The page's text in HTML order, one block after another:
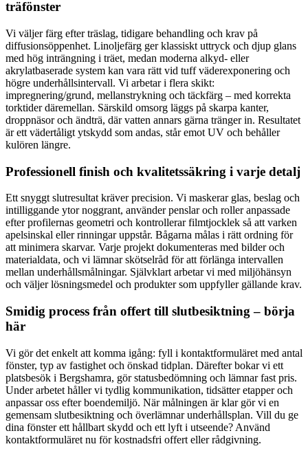
träfönster
Vi väljer färg efter träslag, tidigare behandling och krav på
diffusionsöppenhet. Linoljefärg ger klassiskt uttryck och djup glans
med hög inträngning i träet, medan moderna alkyd- eller
akrylatbaserade system kan vara rätt vid tuff väderexponering och
högre underhållsintervall. Vi arbetar i flera skikt:
impregnering/grund, mellanstrykning och täckfärg – med korrekta
torktider däremellan. Särskild omsorg läggs på skarpa kanter,
droppnäsor och ändträ, där vatten annars gärna tränger in. Resultatet
är ett vädertåligt ytskydd som andas, står emot UV och behåller
kulören längre.
Professionell finish och kvalitetssäkring i varje detalj
Ett snyggt slutresultat kräver precision. Vi maskerar glas, beslag och
intilliggande ytor noggrant, använder penslar och roller anpassade
efter profilernas geometri och kontrollerar filmtjocklek så att varken
apelsinskal eller rinningar uppstår. Bågarna målas i rätt ordning för
att minimera skarvar. Varje projekt dokumenteras med bilder och
materialdata, och vi lämnar skötselråd för att förlänga intervallen
mellan underhållsmålningar. Självklart arbetar vi med miljöhänsyn
och väljer lösningsmedel och produkter som uppfyller gällande krav.
Smidig process från offert till slutbesiktning – börja
här
Vi gör det enkelt att komma igång: fyll i kontaktformuläret med antal
fönster, typ av fastighet och önskad tidplan. Därefter bokar vi ett
platsbesök i Bergshamra, gör statusbedömning och lämnar fast pris.
Under arbetet håller vi tydlig kommunikation, tidsätter etapper och
anpassar oss efter boendemiljö. När målningen är klar gör vi en
gemensam slutbesiktning och överlämnar underhållsplan. Vill du ge
dina fönster ett hållbart skydd och ett lyft i utseende? Använd
kontaktformuläret nu för kostnadsfri offert eller rådgivning.